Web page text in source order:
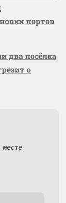
портов
два посёлка
о